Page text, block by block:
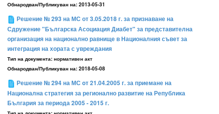
Обнародван/Публикуван на: 2013-05-31
Решение № 293 на МС от 3.05.2018 г. за признаване на
Сдружение "Българска Асоциация Диабет" за представителна
организация на национално равнище в Националния съвет за
интеграция на хората с увреждания
Тип на документа: нормативен акт
Обнародван/Публикуван на: 2018-05-08
Решение № 294 на МС oт 21.04.2005 г. за приемане на
Национална стратегия за регионално развитие на Република
България за периода 2005 - 2015 г.